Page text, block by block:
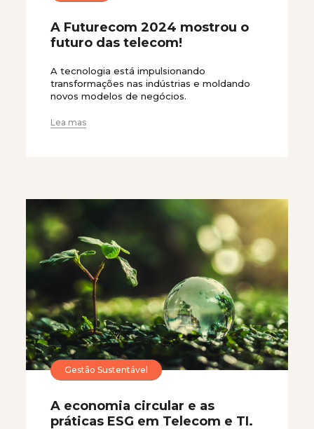
A Futurecom 2024 mostrou o
futuro das telecom!
A tecnologia está impulsionando
transformações nas indústrias e moldando
novos modelos de negócios.
Lea mas
Gestão Sustentável
A economia circular e as
práticas ESG em Telecom e TI.